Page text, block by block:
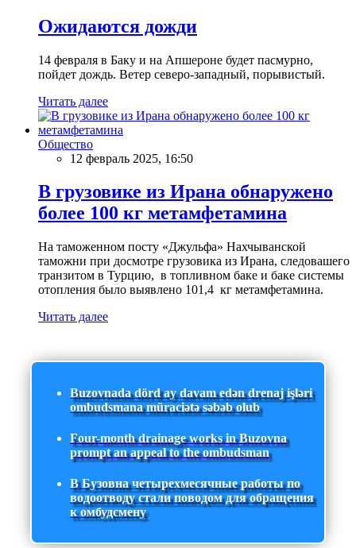
Ожидаются дожди
14 февраля в Баку и на Апшероне будет пасмурно,
пойдет дождь. Ветер северо-западный, порывистый.
Читать далее
Общество
12 февраль 2025, 16:50
В грузовике из Ирана обнаружено
более 100 кг метамфетамина
На таможенном посту «Джульфа» Нахчыванской
таможни при досмотре грузовика из Ирана, следовашего
транзитом в Турцию, в топливном баке и баке системы
отопления было выявлено 101,4 кг метамфетамина.
Читать далее
Buzovnada dörd ay davam edən drenaj işləri
ombudsmana müraciətə səbəb olub
Four-month drainage works in Buzovna
prompt an appeal to the ombudsman
В Бузовна четырехмесячные работы по
водоотводу стали поводом для обращения
к омбудсмену